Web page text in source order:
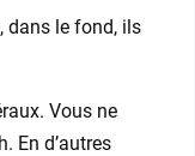
dans le fond, ils
Vous ne
En d’autres